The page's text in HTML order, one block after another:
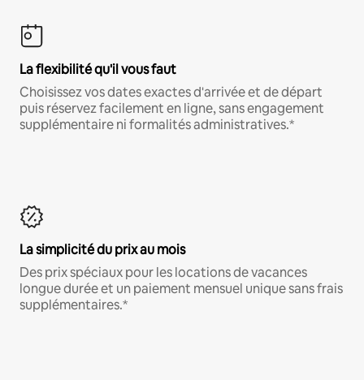
La flexibilité qu'il vous faut
Choisissez vos dates exactes d'arrivée et de départ
puis réservez facilement en ligne, sans engagement
supplémentaire ni formalités administratives.*
La simplicité du prix au mois
Des prix spéciaux pour les locations de vacances
longue durée et un paiement mensuel unique sans frais
supplémentaires.*